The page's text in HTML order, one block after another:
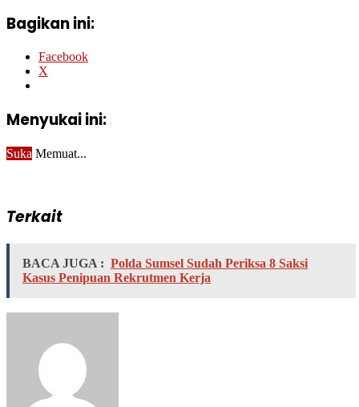
Bagikan ini:
Facebook
X
Menyukai ini:
Suka Memuat...
Terkait
BACA JUGA : Polda Sumsel Sudah Periksa 8 Saksi
Kasus Penipuan Rekrutmen Kerja